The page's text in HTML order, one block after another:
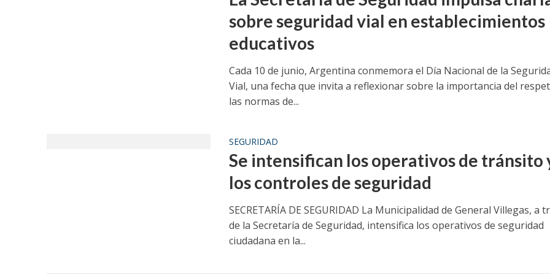
sobre seguridad vial en establecimientos
educativos
Cada 10 de junio, Argentina conmemora el Día Nacional de la
Vial, una fecha que invita a reflexionar sobre la importancia del
las normas de...
SEGURIDAD
Se intensifican los operativos de tránsito
los controles de seguridad
SECRETARÍA DE SEGURIDAD La Municipalidad de General Villegas, a
de la Secretaría de Seguridad, intensifica los operativos de seguridad
ciudadana en la...